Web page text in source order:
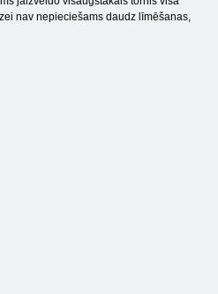
nav nepieciešams daudz līmēšanas,